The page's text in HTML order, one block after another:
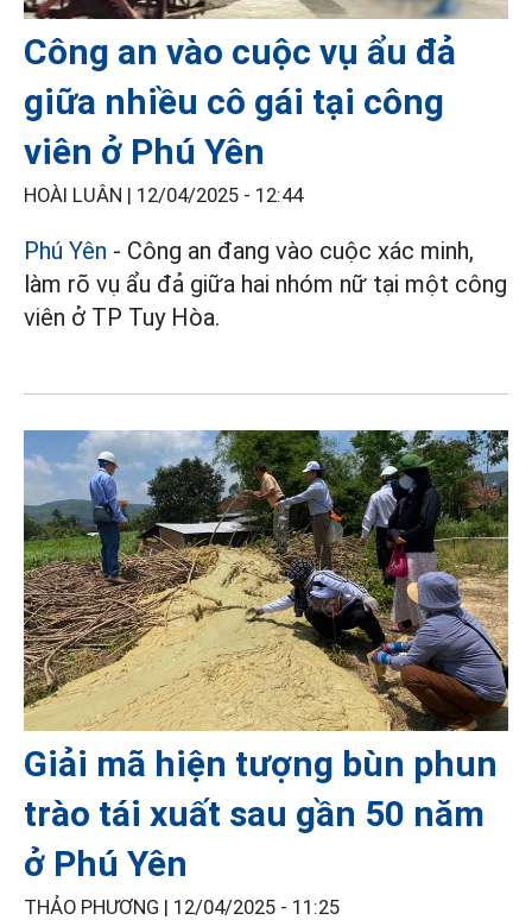
Công an vào cuộc vụ ẩu đả
giữa nhiều cô gái tại công
viên ở Phú Yên
HOÀI LUÂN | 12/04/2025 - 12:44
Phú Yên - Công an đang vào cuộc xác minh,
làm rõ vụ ẩu đả giữa hai nhóm nữ tại một công
viên ở TP Tuy Hòa.
Giải mã hiện tượng bùn phun
trào tái xuất sau gần 50 năm
ở Phú Yên
THẢO PHƯƠNG | 12/04/2025 - 11:25